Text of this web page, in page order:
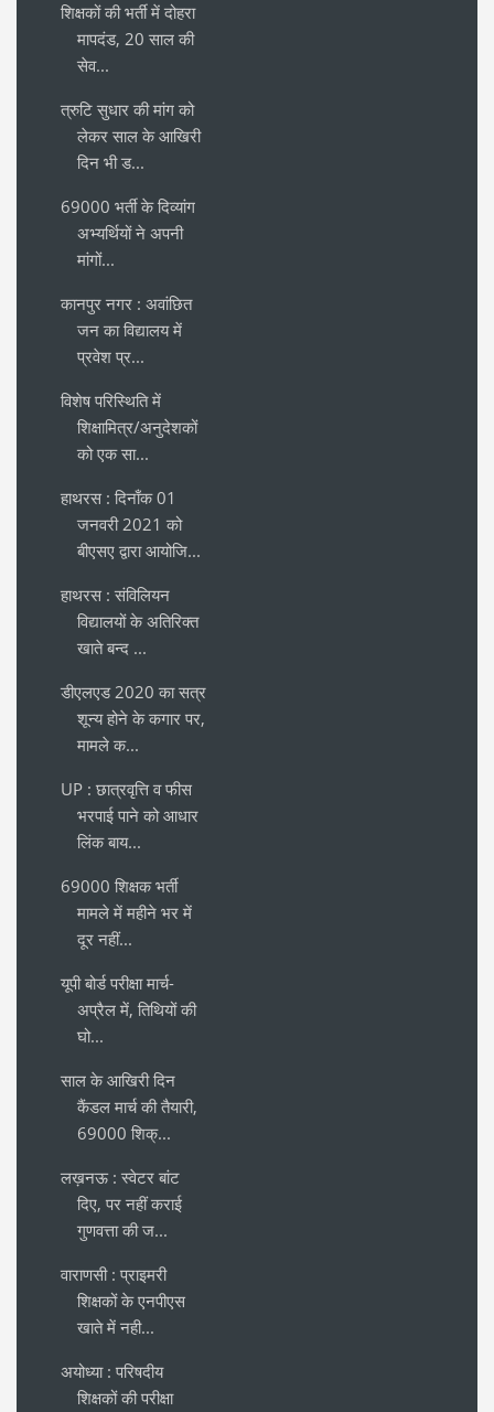
शिक्षकों की भर्ती में दोहरा
मापदंड, 20 साल की
सेव...
त्रुटि सुधार की मांग को
लेकर साल के आखिरी
दिन भी ड...
69000 भर्ती के दिव्यांग
अभ्यर्थियों ने अपनी
मांगों...
कानपुर नगर : अवांछित
जन का विद्यालय में
प्रवेश प्र...
विशेष परिस्थिति में
शिक्षामित्र/अनुदेशकों
को एक सा...
हाथरस : दिनाँक 01
जनवरी 2021 को
बीएसए द्वारा आयोजि...
हाथरस : संविलियन
विद्यालयों के अतिरिक्त
खाते बन्द ...
डीएलएड 2020 का सत्र
शून्य होने के कगार पर,
मामले क...
UP : छात्रवृत्ति व फीस
भरपाई पाने को आधार
लिंक बाय...
69000 शिक्षक भर्ती
मामले में महीने भर में
दूर नहीं...
यूपी बोर्ड परीक्षा मार्च-
अप्रैल में, तिथियों की
घो...
साल के आखिरी दिन
कैंडल मार्च की तैयारी,
69000 शिक्...
लख़नऊ : स्वेटर बांट
दिए, पर नहीं कराई
गुणवत्ता की ज...
वाराणसी : प्राइमरी
शिक्षकों के एनपीएस
खाते में नही...
अयोध्या : परिषदीय
शिक्षकों की परीक्षा